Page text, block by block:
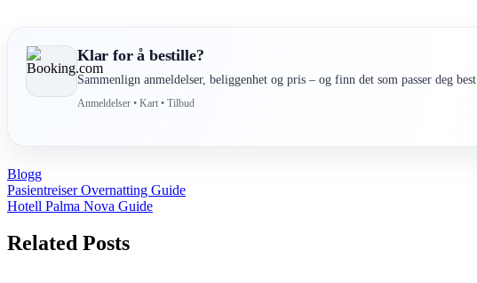
Klar for å bestille?
Sammenlign anmeldelser, beliggenhet og pris – og finn det som passer deg best.
Anmeldelser • Kart • Tilbud
Blogg
Post
navigation
Pasientreiser Overnatting Guide
Hotell Palma Nova Guide
Related Posts